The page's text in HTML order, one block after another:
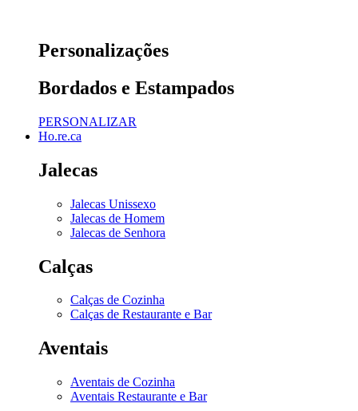
Personalizações
Bordados e Estampados
PERSONALIZAR
Ho.re.ca
Jalecas
Jalecas Unissexo
Jalecas de Homem
Jalecas de Senhora
Calças
Calças de Cozinha
Calças de Restaurante e Bar
Aventais
Aventais de Cozinha
Aventais Restaurante e Bar